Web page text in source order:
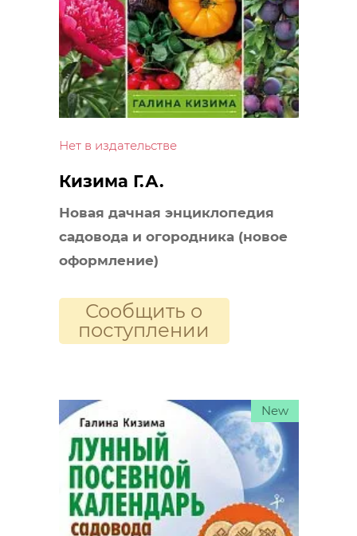
Нет в издательстве
Кизима Г.А.
Новая дачная энциклопедия
садовода и огородника (новое
оформление)
Сообщить о
поступлении
New